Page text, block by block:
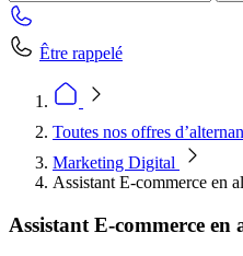
Être rappelé
Toutes nos offres
Marketing Digital
Assistant E-commerce en
Assistant E-commerce en